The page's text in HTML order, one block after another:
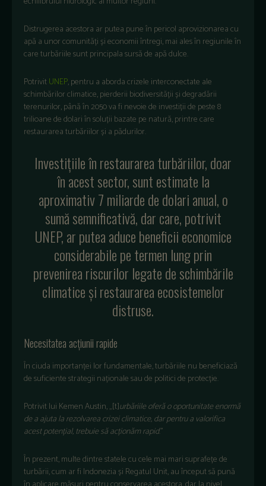
Distrugerea acestora ar putea pune în pericol aprovizionarea cu
apă a unor comunități și economii întregi, mai ales în regiunile în
care turbăriile sunt principala sursă de apă dulce.
PotrivitUNEP, pentru a aborda crizele interconectate ale
schimbărilor climatice, pierderii biodiversității și degradării
terenurilor, până în 2050 va fi nevoie de investiții de peste 8
trilioane de dolari în soluții bazate pe natură, printre care
restaurarea turbăriilor și a pădurilor.
Investițiile în restaurarea turbăriilor, doar
în acest sector, sunt estimate la
aproximativ 7 miliarde de dolari anual, o
sumă semnificativă, dar care, potrivit
UNEP, ar putea aduce beneficii economice
considerabile pe termen lung prin
prevenirea riscurilor legate de schimbările
climatice și restaurarea ecosistemelor
distruse.
Necesitatea acțiunii rapide
În ciuda importanței lor fundamentale, turbăriile nu beneficiază
de suficiente strategii naționale sau de politici de protecție.
Potrivit lui Kemen Austin, „[t]urbăriile oferă o oportunitate enormă
de a ajuta la rezolvarea crizei climatice, dar pentru a valorifica
acest potențial, trebuie să acționăm rapid.”
În prezent, multe dintre statele cu cele mai mari suprafețe de
turbării, cum ar fi Indonezia și Regatul Unit, au început să pună